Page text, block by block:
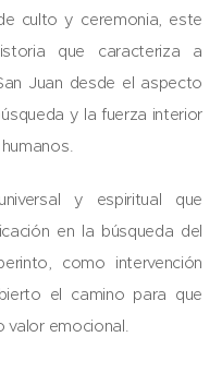
culto y ceremonia, este
que caracteriza a
Juan desde el aspecto
y la fuerza interior
y espiritual que
en la búsqueda del
como intervención
el camino para que
valor emocional.